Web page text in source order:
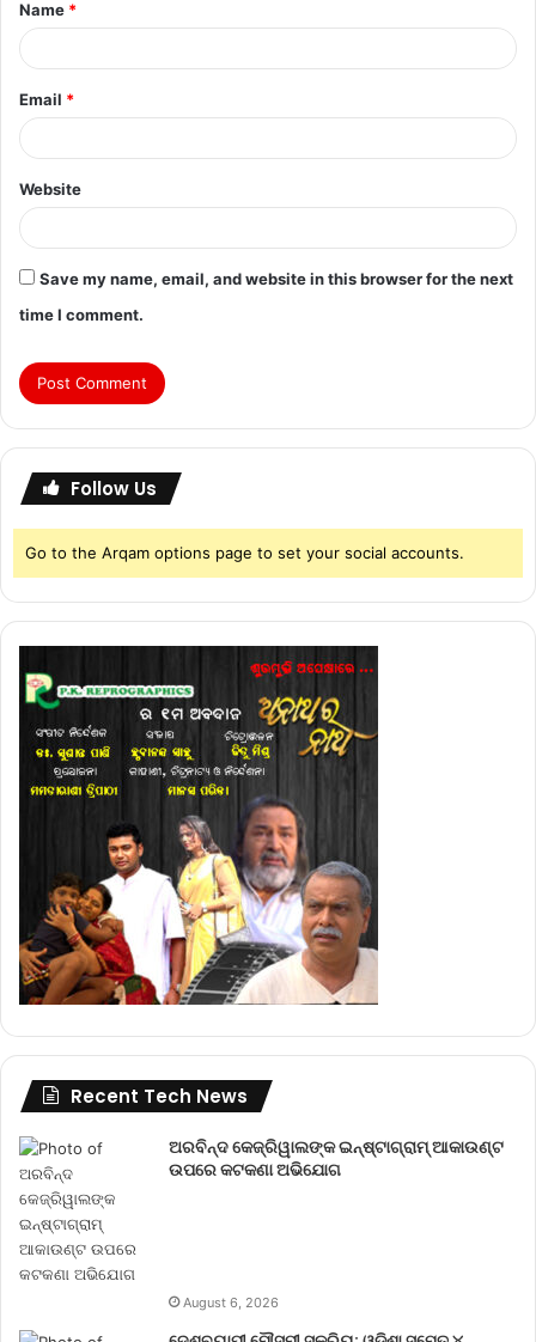
Name *
Email *
Website
Save my name, email, and website in this browser for the next
time I comment.
Follow Us
Go to the Arqam options page to set your social accounts.
Recent Tech News
ଅରବିନ୍ଦ କେଜ୍ରିୱାଲଙ୍କ ଇନ୍‌ଷ୍ଟାଗ୍ରାମ୍ ଆକାଉଣ୍ଟ
ଉପରେ କଟକଣା ଅଭିଯୋଗ
August 6, 2026